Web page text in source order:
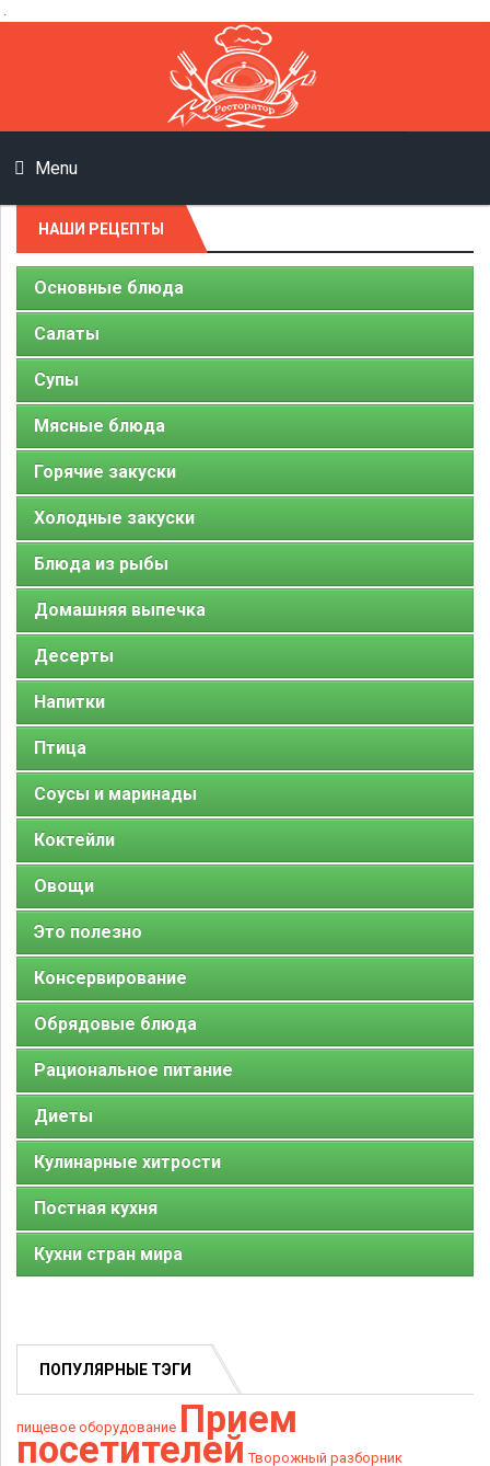
.
Menu
НАШИ РЕЦЕПТЫ
Основные блюда
Салаты
Супы
Мясные блюда
Горячие закуски
Холодные закуски
Блюда из рыбы
Домашняя выпечка
Десерты
Напитки
Птица
Соусы и маринады
Коктейли
Овощи
Это полезно
Консервирование
Обрядовые блюда
Рациональное питание
Диеты
Кулинарные хитрости
Постная кухня
Кухни стран мира
ПОПУЛЯРНЫЕ ТЭГИ
пищевое оборудование Прием
посетителей Творожный разборник